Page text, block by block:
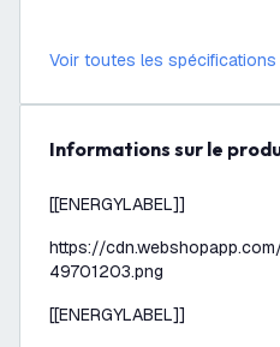
Voir toutes les spécifications
Informations sur le
[[ENERGYLABEL]]
https://
49701203.png
[[ENERGYLABEL]]